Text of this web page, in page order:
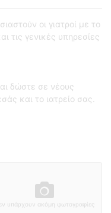
οι γιατροί με το
τις γενικές υπηρεσίες
δώστε σε νέους
και το ιατρείο σας.
υπάρχουν ακόμη φωτογραφίες